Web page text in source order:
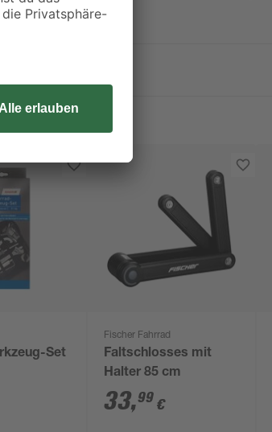
Set
Fischer Fahrrad
Faltschlosses mit
Halter 85 cm
33,99 €